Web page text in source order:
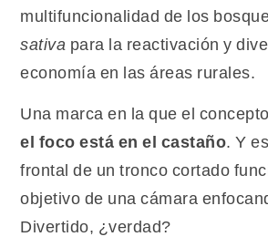
multifuncionalidad de los
sativa para la reactivación y
economía en las áreas rurales.
Una marca en la que el
el foco está en el castaño. Y
frontal de un tronco cortado
objetivo de una cámara
Divertido, ¿verdad?